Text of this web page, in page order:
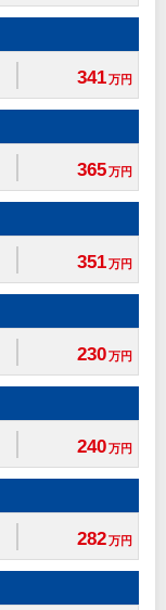
341万円
365万円
351万円
230万円
240万円
282万円